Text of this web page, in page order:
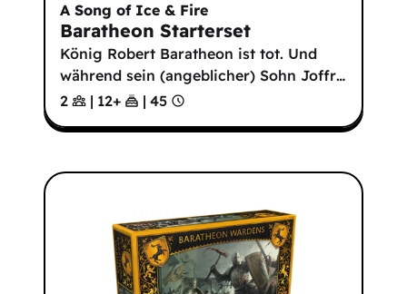
A Song of Ice & Fire
Baratheon Starterset
König Robert Baratheon ist tot. Und
während sein (angeblicher) Sohn Joffr…
2
| 12+ | 45